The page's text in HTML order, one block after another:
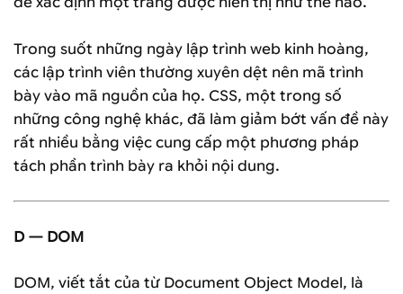
Trong suốt những ngày lập trình web kinh hoàng,
các lập trình viên thường xuyên dệt nên mã trình
bày vào mã nguồn của họ. CSS, một trong số
những công nghệ khác, đã làm giảm bớt vấn đề này
rất nhiều bằng việc cung cấp một phương pháp
tách phần trình bày ra khỏi nội dung.
D — DOM
DOM, viết tắt của từ Document Object Model, là